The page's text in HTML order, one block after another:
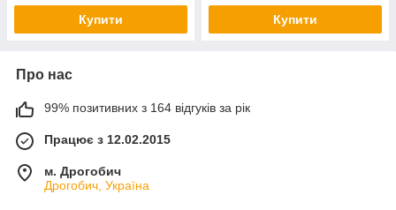
Купити Купити
Про нас
99% позитивних з 164 відгуків за рік
Працює з 12.02.2015
м. Дрогобич
Дрогобич, Україна